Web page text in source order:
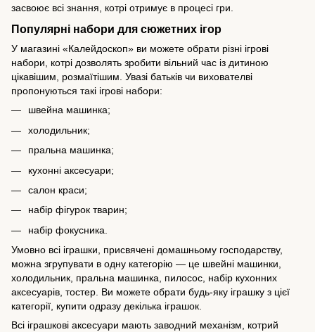
засвоює всі знання, котрі отримує в процесі гри.
Популярні набори для сюжетних ігор
У магазині «Калейдоскоп» ви можете обрати різні ігрові
набори, котрі дозволять зробити вільний час із дитиною
цікавішим, розмаїтішим. Увазі батьків чи вихователві
пропонуються такі ігрові набори:
швейна машинка;
холодильник;
пральна машинка;
кухонні аксесуари;
салон краси;
набір фігурок тварин;
набір фокусника.
Умовно всі іграшки, присвячені домашньому господарству,
можна згрупувати в одну категорію — це швейні машинки,
холодильник, пральна машинка, пилосос, набір кухонних
аксесуарів, тостер. Ви можете обрати будь-яку іграшку з цієї
категорії, купити одразу декілька іграшок.
Всі іграшкові аксесуари мають заводний механізм, котрий